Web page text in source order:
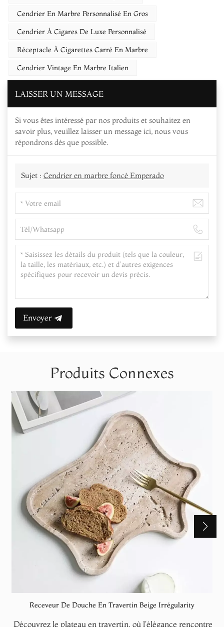
Cendrier En Marbre Personnalisé En Gros
Cendrier À Cigares De Luxe Personnalisé
Réceptacle À Cigarettes Carré En Marbre
Cendrier Vintage En Marbre Italien
LAISSER UN MESSAGE
Si vous êtes intéressé par nos produits et souhaitez en
savoir plus, veuillez laisser un message ici, nous vous
répondrons dès que possible.
Sujet : Cendrier en marbre foncé Emperado
Envoyer
Produits Connexes
Receveur De Douche En Travertin Beige Irrégularity
Découvrez le plateau en travertin, où l'élégance rencontre